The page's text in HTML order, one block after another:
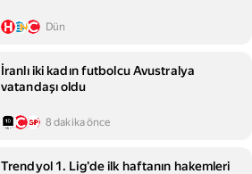
Dün
İranlı iki kadın futbolcu Avustralya
vatandaşı oldu
8 dakika önce
Trendyol 1. Lig'de ilk haftanın hakemleri